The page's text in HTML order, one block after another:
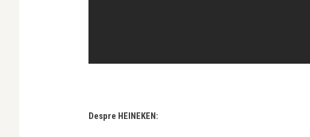
Despre HEINEKEN: